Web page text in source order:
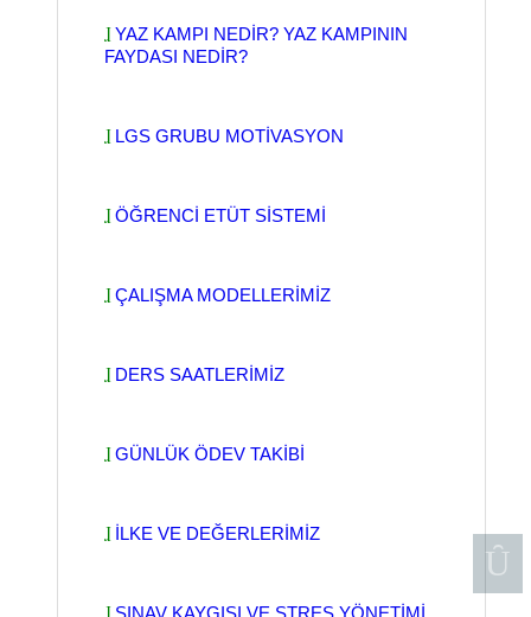
YAZ KAMPI NEDİR? YAZ KAMPININ
FAYDASI NEDİR?
LGS GRUBU MOTİVASYON
ÖĞRENCİ ETÜT SİSTEMİ
ÇALIŞMA MODELLERİMİZ
DERS SAATLERİMİZ
GÜNLÜK ÖDEV TAKİBİ
İLKE VE DEĞERLERİMİZ
SINAV KAYGISI VE STRES YÖNETİMİ